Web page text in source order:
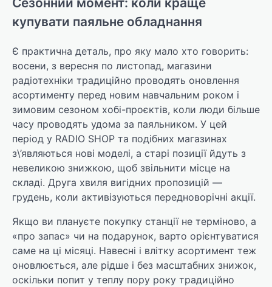
купувати паяльне обладнання
Є практична деталь, про яку мало хто говорить:
восени, з вересня по листопад, магазини
радіотехніки традиційно проводять оновлення
асортименту перед новим навчальним роком і
зимовим сезоном хобі-проєктів, коли люди більше
часу проводять удома за паяльником. У цей
період у RADIO SHOP та подібних магазинах
з\’являються нові моделі, а старі позиції йдуть з
невеликою знижкою, щоб звільнити місце на
складі. Друга хвиля вигідних пропозицій —
грудень, коли активізуються передноворічні акції.
Якщо ви плануєте покупку станції не терміново, а
«про запас» чи на подарунок, варто орієнтуватися
саме на ці місяці. Навесні і влітку асортимент теж
оновлюється, але рідше і без масштабних знижок,
оскільки попит у теплу пору року традиційно